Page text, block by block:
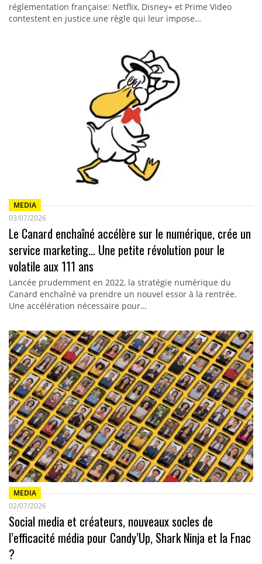
réglementation française: Netflix, Disney+ et Prime Video
contestent en justice une règle qui leur impose…
MEDIA
03/07/2026
Le Canard enchaîné accélère sur le numérique, crée un
service marketing… Une petite révolution pour le
volatile aux 111 ans
Lancée prudemment en 2022, la stratégie numérique du
Canard enchaîné va prendre un nouvel essor à la rentrée.
Une accélération nécessaire pour…
MEDIA
02/07/2026
Social media et créateurs, nouveaux socles de
l’efficacité média pour Candy’Up, Shark Ninja et la Fnac
?